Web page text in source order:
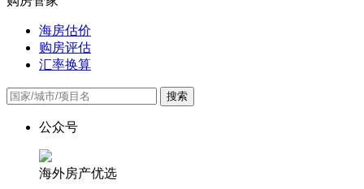
海房估价
购房评估
汇率换算
搜索
公众号
海外房产优选